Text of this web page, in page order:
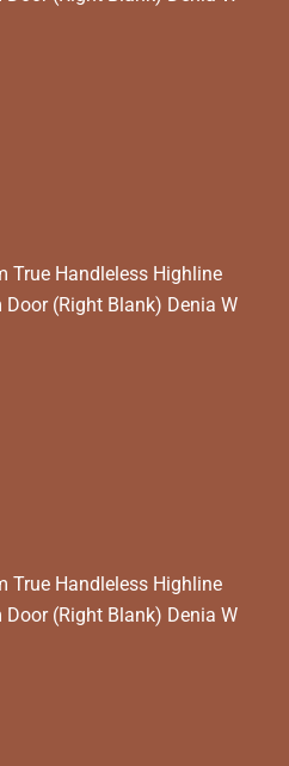
True Handleless Highline
Door (Right Blank) Denia W
True Handleless Highline
Door (Right Blank) Denia W